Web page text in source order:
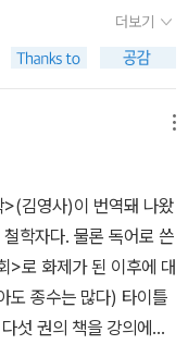
태에 내재하는 폭력이다.
가 무엇을 주관적 폭
문이다. 따라서 구조적
력의 정반대이며, 물
은 것이다. 구조적 폭력
려고 한다면 반드시 고
관적 폭력의 ‘비이성적’
인가?』에서 지젝이 보
이런 폭력을 배제하고
가 사는 세상, 자본주의,
이 모든 체계들은 이미
가를 즐길 것이다. 그러
은 모두 이기적이다. 어
향유하는 것밖에 없
진 자들이 도덕의 훈장
4.일주일 동안 이 책과
... 헤겔이니 라캉이니
읽힐 리가 있나. 지젝은
의 폭력(가시적인)은
그 결론을 향해 대중문
숨겨져 있는 심리들
를 양자택일할 것이라
은 모종의 사회주의를
해선 프롤레타리아 투
러한 형태는 엄격한 의
는 모든 폭력은 궁극적
력은 언제나 합법적인
에 노출된 결과이기 때
감을 부여하는 적대를
문제, 빈곤문제 등 현재
회랑’은 실질적으로는 식
, 그것을 ‘개방’이라
것은 유통 경로와 시스
는 구조적 폭력으로 탈바
조차 무기화될 수 있음
상징적 폭력도 새로운
들은 온라인에 축적된
여 지대 추구의 자원으로
차 데이터의 형태로 환
주화된다. 우리가 경
고 경험하고 느끼고 이
긴밀하게 연결되어
람이 어느새 도박에 중
빠지는 건 그 과정, 이
년 노예해방 선언을 하
'I Have a Dream'이란
켰어도 2020년에 조지
에는 그만한 과정이 있었
있었던 이유와도 긴밀
으로 남부 흑인들의 혁
본가들이 남부에서 헤
더보기
김영사)이 번역돼 나왔
학자다. 물론 독어로 쓴
>로 화제가 된 이후에 대
도 종수는 많다) 타이틀
섯 권의 책을 강의에서